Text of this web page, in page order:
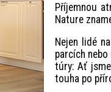
Příjemnou
Nature
Nejen lidé
parcích
túry: Ať
touha po